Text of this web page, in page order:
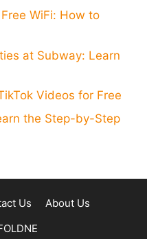
WiFi: How to
at Subway: Learn
Videos for Free
the Step-by-Step
Us
About Us